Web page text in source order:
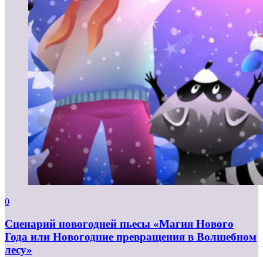
0
Сценарий новогодней пьесы «Магия Нового
Года или Новогодние превращения в Волшебном
лесу»